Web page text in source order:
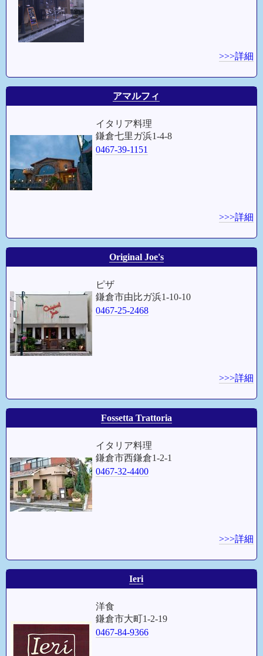
>>>詳細
アマルフィ
イタリア料理
鎌倉七里ガ浜1-4-8
0467-39-1151
>>>詳細
Original Joe's
ピザ
鎌倉市由比ガ浜1-10-10
0467-25-2468
>>>詳細
Fossetta Trattoria
イタリア料理
鎌倉市西鎌倉1-2-1
0467-32-4400
>>>詳細
Ieri
洋食
鎌倉市大町1-2-19
0467-84-9366